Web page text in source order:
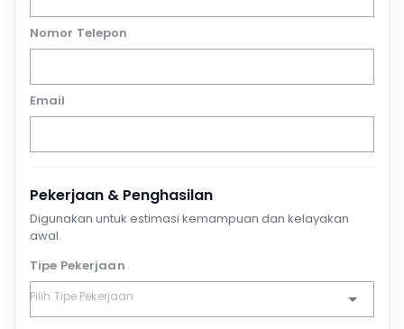
Nomor Telepon
Email
Pekerjaan & Penghasilan
Digunakan untuk estimasi kemampuan dan kelayakan
awal.
Tipe Pekerjaan